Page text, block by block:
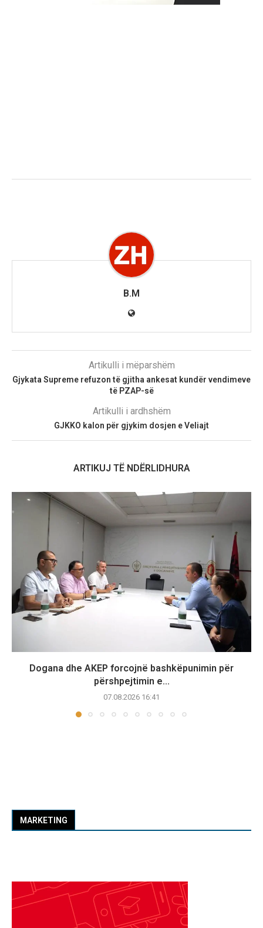
B.M
Artikulli i mëparshëm
Gjykata Supreme refuzon të gjitha ankesat kundër vendimeve
të PZAP-së
Artikulli i ardhshëm
GJKKO kalon për gjykim dosjen e Veliajt
ARTIKUJ TË NDËRLIDHURA
Dogana dhe AKEP forcojnë bashkëpunimin për
përshpejtimin e...
07.08.2026 16:41
MARKETING